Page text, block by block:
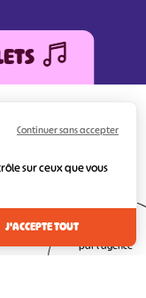
Régional) pour
pour une meilleure
par l'agence
sur ceux que vous
J'ACCEPTE TOUT
Continuer sans accepter